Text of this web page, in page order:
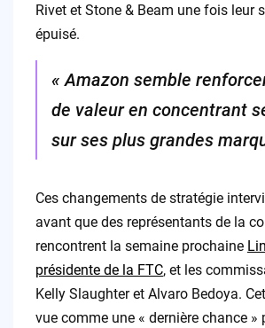
Rivet et Stone & Beam une fois leur
épuisé.
« Amazon semble
de valeur en concentrant
sur ses plus grandes
Ces changements de stratégie
avant que des représentants de la
rencontrent la semaine prochaine
présidente de la FTC, et les
Kelly Slaughter et Alvaro Bedoya.
vue comme une « dernière chance »